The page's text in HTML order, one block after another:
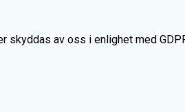
skyddas av oss i enlighet med